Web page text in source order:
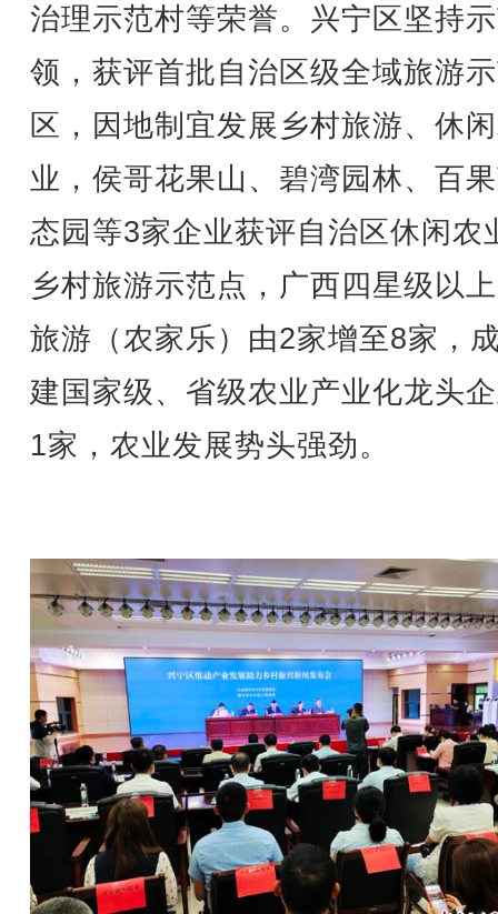
治理示范村等荣誉。兴宁区坚持
领，获评首批自治区级全域旅游
区，因地制宜发展乡村旅游、休
业，侯哥花果山、碧湾园林、百
态园等3家企业获评自治区休闲农
乡村旅游示范点，广西四星级以
旅游（农家乐）由2家增至8家，
建国家级、省级农业产业化龙头
1家，农业发展势头强劲。